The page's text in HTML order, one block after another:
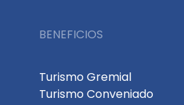
BENEFICIOS
Turismo Gremial
Turismo Conveniado